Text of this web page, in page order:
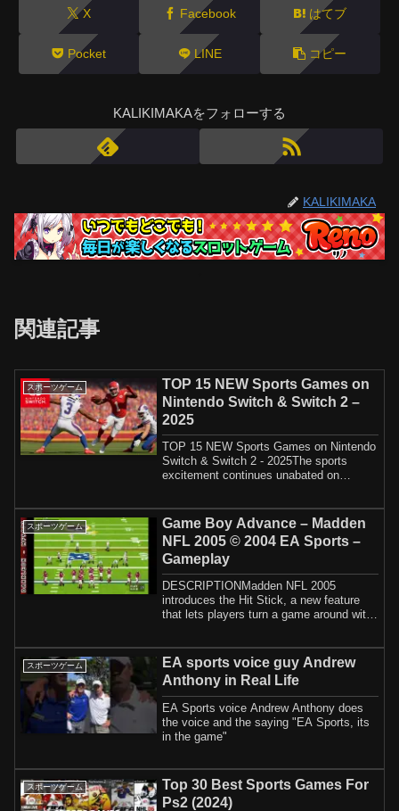
X Facebook はてブ
Pocket LINE コピー
KALIKIMAKAをフォローする
KALIKIMAKA
関連記事
スポーツゲーム
TOP 15 NEW Sports Games on
Nintendo Switch & Switch 2 –
2025
TOP 15 NEW Sports Games on Nintendo
Switch & Switch 2 - 2025The sports
excitement continues unabated on
スポーツゲーム
Game Boy Advance – Madden
NFL 2005 © 2004 EA Sports –
Gameplay
DESCRIPTIONMadden NFL 2005
introduces the Hit Stick, a new feature
that lets players turn a game around with
スポーツゲーム
EA sports voice guy Andrew
Anthony in Real Life
EA Sports voice Andrew Anthony does
the voice and the saying "EA Sports, its
in the game"
スポーツゲーム
Top 30 Best Sports Games For
Ps2 (2024)